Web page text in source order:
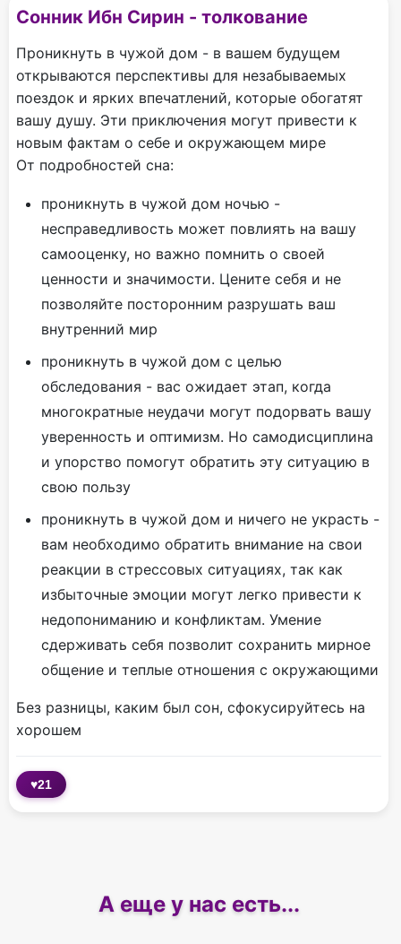
Сонник Ибн Сирин - толкование
Проникнуть в чужой дом - в вашем будущем
открываются перспективы для незабываемых
поездок и ярких впечатлений, которые обогатят
вашу душу. Эти приключения могут привести к
новым фактам о себе и окружающем мире
От подробностей сна:
проникнуть в чужой дом ночью -
несправедливость может повлиять на вашу
самооценку, но важно помнить о своей
ценности и значимости. Цените себя и не
позволяйте посторонним разрушать ваш
внутренний мир
проникнуть в чужой дом с целью
обследования - вас ожидает этап, когда
многократные неудачи могут подорвать вашу
уверенность и оптимизм. Но самодисциплина
и упорство помогут обратить эту ситуацию в
свою пользу
проникнуть в чужой дом и ничего не украсть -
вам необходимо обратить внимание на свои
реакции в стрессовых ситуациях, так как
избыточные эмоции могут легко привести к
недопониманию и конфликтам. Умение
сдерживать себя позволит сохранить мирное
общение и теплые отношения с окружающими
Без разницы, каким был сон, сфокусируйтесь на
хорошем
♥21
А еще у нас есть...